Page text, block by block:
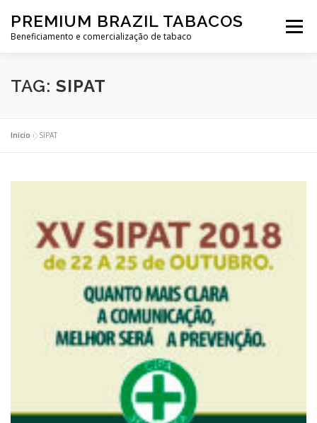
PREMIUM BRAZIL TABACOS
Beneficiamento e comercialização de tabaco
Menu
QUEM SOMOS
CONTATO
TAG: SIPAT
Início »SIPAT